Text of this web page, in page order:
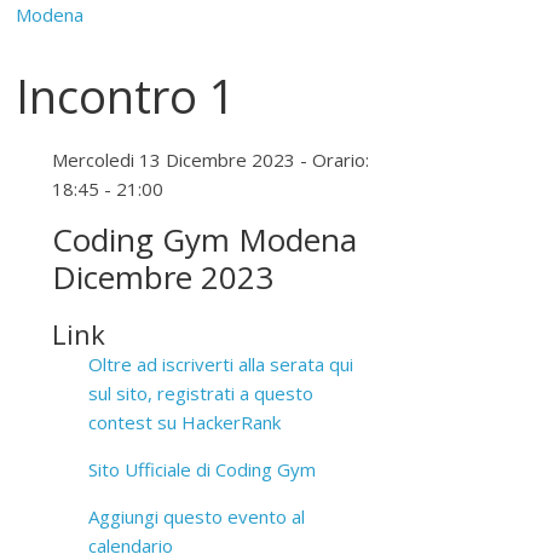
Modena
Incontro 1
Mercoledi 13 Dicembre 2023 - Orario:
18:45 - 21:00
Coding Gym Modena
Dicembre 2023
Link
Oltre ad iscriverti alla serata qui
sul sito, registrati a questo
contest su HackerRank
Sito Ufficiale di Coding Gym
Aggiungi questo evento al
calendario